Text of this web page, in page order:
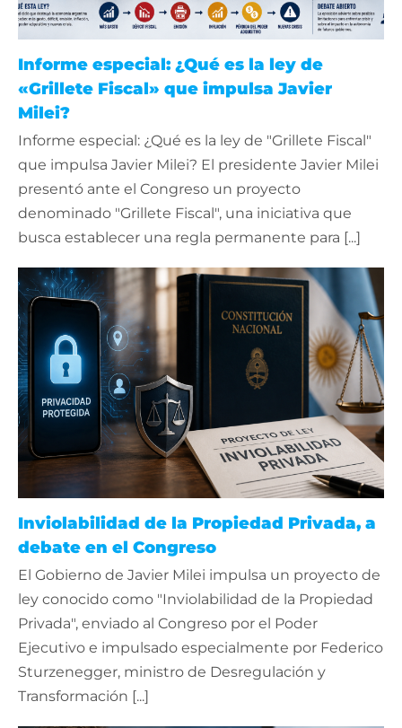
Informe especial: ¿Qué es la ley de
«Grillete Fiscal» que impulsa Javier
Milei?
Informe especial: ¿Qué es la ley de "Grillete Fiscal"
que impulsa Javier Milei? El presidente Javier Milei
presentó ante el Congreso un proyecto
denominado "Grillete Fiscal", una iniciativa que
busca establecer una regla permanente para [...]
Inviolabilidad de la Propiedad Privada, a
debate en el Congreso
El Gobierno de Javier Milei impulsa un proyecto de
ley conocido como "Inviolabilidad de la Propiedad
Privada", enviado al Congreso por el Poder
Ejecutivo e impulsado especialmente por Federico
Sturzenegger, ministro de Desregulación y
Transformación [...]